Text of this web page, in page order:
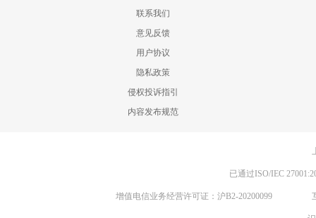
联系我们
意见反馈
用户协议
隐私政策
侵权投诉指引
内容发布规范
已通过ISO/IEC
增值电信业务经营许可证：沪B2-20200099